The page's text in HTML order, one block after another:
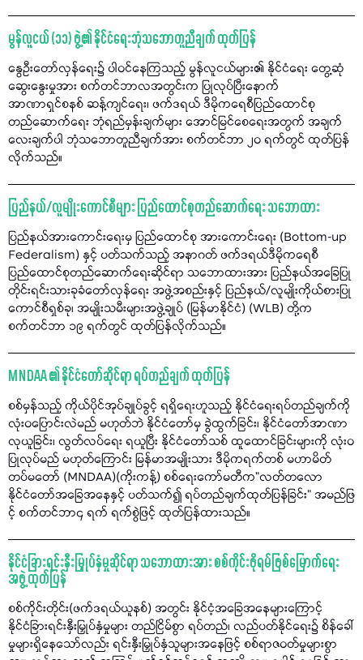
မွန်လူငယ် (၁၁) ဖွဲ့၏ နိုင်ငံရေးဘုံသဘောတူညီချက် ထုတ်ပြန်
နွေဦးတော်လှန်ရေး၌ ပါဝင်နေကြသည့် မွန်လူငယ်များ၏ နိုင်ငံရေး တွေ့ဆုံ
ဆွေးနွေးမှုအား စက်တင်ဘာလအတွင်းက ပြုလုပ်ပြီးနောက်
အာဏာရှင်စနစ် ဆန့်ကျင်ရေး၊ ဖက်ဒရယ် ဒီမိုကရေစီပြည်ထောင်စု
တည်ဆောက်ရေး ဘုံရည်မှန်းချက်များ အောင်မြင်စေရေးအတွက် အချက်
လေးချက်ပါ ဘုံသဘောတူညီချက်အား စက်တင်ဘာ ၂၀ ရက်တွင် ထုတ်ပြန်
လိုက်သည်။
ပြည်နယ်/လူမျိုးကောင်စီများ ပြည်ထောင်စုတည်ဆောက်ရေး သဘောထား
ပြည်နယ်အားကောင်းရေးမှ ပြည်ထောင်စု အားကောင်းရေး (Bottom-up
Federalism) နှင့် ပတ်သက်သည့် အနာဂတ် ဖက်ဒရယ်ဒီမိုကရေစီ
ပြည်ထောင်စုတည်ဆောက်ရေးဆိုင်ရာ သဘောထားအား ပြည်နယ်အခြေပြု
တိုင်းရင်းသားခုခံတော်လှန်ရေး အဖွဲ့အစည်းနှင့် ပြည်နယ်/လူမျိုးကိုယ်စားပြု
ကောင်စီရှစ်ခု၊ အမျိုးသမီးများအဖွဲ့ချုပ် (မြန်မာနိုင်ငံ) (WLB) တို့က
စက်တင်ဘာ ၁၉ ရက်တွင် ထုတ်ပြန်လိုက်သည်။
MNDAA ၏ နိုင်ငံတော်ဆိုင်ရာ ရပ်တည်ချက် ထုတ်ပြန်
စစ်မှန်သည့် ကိုယ်ပိုင်အုပ်ချုပ်ခွင့် ရရှိရေးဟူသည့် နိုင်ငံရေးရပ်တည်ချက်ကို
လုံးဝပြောင်းလဲမည် မဟုတ်ဘဲ နိုင်ငံတော်မှ ခွဲထွက်ခြင်း၊ နိုင်ငံတော်အာဏာ
လုယူခြင်း၊ လွတ်လပ်ရေး ရယူပြီး နိုင်ငံတော်သစ် ထူထောင်ခြင်းများကို လုံးဝ
ပြုလုပ်မည် မဟုတ်ကြောင်း မြန်မာအမျိုးသား ဒီမိုကရက်တစ် မဟာမိတ်
တပ်မတော် (MNDAA)(ကိုးကန့်) စစ်ရေးကော်မတီက"လတ်တလော
နိုင်ငံတော်အခြေအနေနှင့် ပတ်သက်၍ ရပ်တည်ချက်ထုတ်ပြန်ခြင်း" အမည်ဖြ
င့် စက်တင်ဘာ၄ ရက် ရက်စွဲဖြင့် ထုတ်ပြန်ထားသည်။
နိုင်ငံခြားရင်းနှီးမြှုပ်နှံမှုဆိုင်ရာ သဘောထားအား စစ်ကိုင်းဖိုရမ်ဖြစ်မြောက်ရေး
အဖွဲ့ ထုတ်ပြန်
စစ်ကိုင်းတိုင်း(ဖက်ဒရယ်ယူနစ်) အတွင်း နိုင်ငံ့အခြေအနေများကြောင့်
နိုင်ငံခြားရင်းနှီးမြှုပ်နှံမှုများ တည်ငြိမ်စွာ ရပ်တည်၊ လည်ပတ်နိုင်ရေး၌ စိန်ခေါ်
မှုများရှိနေသော်လည်း ရင်းနှီးမြှုပ်နှံသူများအနေဖြင့် စစ်ရာဇဝတ်မှုများစွာ